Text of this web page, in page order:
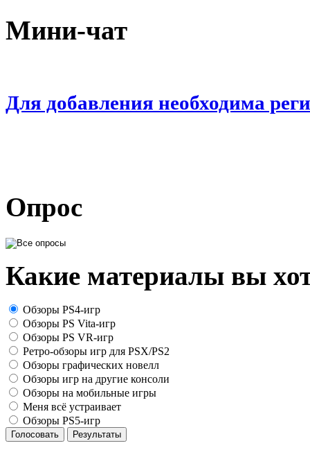
Мини-чат
Для добавления необходима
Опрос
Какие материалы вы
Обзоры PS4-игр
Обзоры PS Vita-игр
Обзоры PS VR-игр
Ретро-обзоры игр для PSX/PS2
Обзоры графических новелл
Обзоры игр на другие консоли
Обзоры на мобильные игры
Меня всё устраивает
Обзоры PS5-игр
Голосовать Результаты